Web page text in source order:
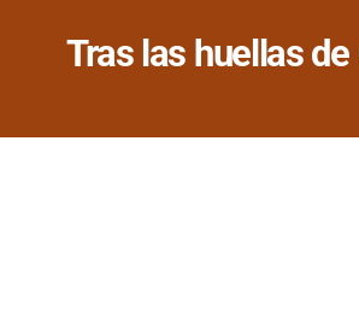
El Ateneo
Tras las huellas de